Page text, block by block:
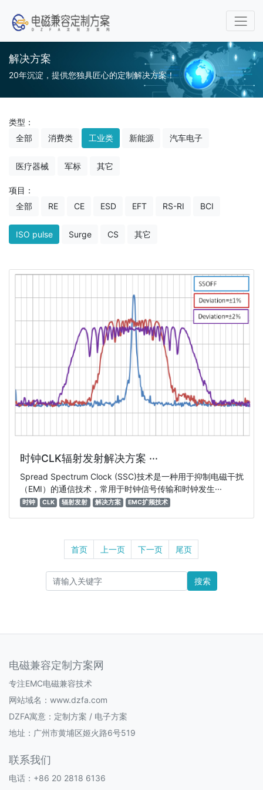
解决方案
20年沉淀，提供您独具匠心的定制解决方案！
类型：
全部
消费类 工业类 新能源 汽车电子
医疗器械 军标 其它
项目：
全部
RE CE ESD EFT RS-RI BCI
ISO pulse Surge CS 其它
时钟CLK辐射发射解决方案 ···
Spread Spectrum Clock (SSC)技术是一种用于抑制电磁干扰
（EMI）的通信技术，常用于时钟信号传输和时钟发生···
时钟 CLK 辐射发射 解决方案 EMC扩频技术
首页 上一页 下一页 尾页
搜索
电磁兼容定制方案网
专注EMC电磁兼容技术
网站域名：www.dzfa.com
DZFA寓意：定制方案 / 电子方案
地址：广州市黄埔区姬火路6号519
联系我们
电话：+86 20 2818 6136